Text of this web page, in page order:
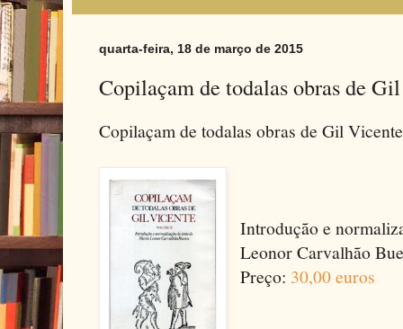
quarta-feira, 18 de março de 2015
Copilaçam de todalas obras de
Copilaçam de todalas obras de Gil
Introdução e
Leonor Carvalhão
Preço: 30,00 euros